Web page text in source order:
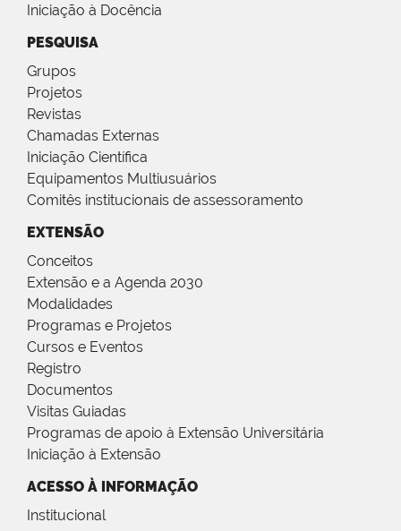
Iniciação à Docência
PESQUISA
Grupos
Projetos
Revistas
Chamadas Externas
Iniciação Científica
Equipamentos Multiusuários
Comitês institucionais de assessoramento
EXTENSÃO
Conceitos
Extensão e a Agenda 2030
Modalidades
Programas e Projetos
Cursos e Eventos
Registro
Documentos
Visitas Guiadas
Programas de apoio à Extensão Universitária
Iniciação à Extensão
ACESSO À INFORMAÇÃO
Institucional